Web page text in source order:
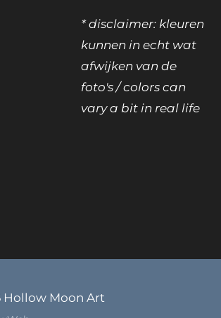
* disclaimer: kleuren
kunnen in echt wat
afwijken van de
foto's / colors can
vary a bit in real life
Hollow Moon Art